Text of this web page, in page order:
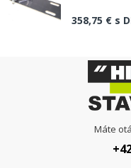
358,75 € s
Máte